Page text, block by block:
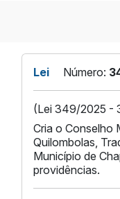
Lei Número:
(Lei 349/2025 -
Cria o Conselho
Quilombolas,
Município de
providências.